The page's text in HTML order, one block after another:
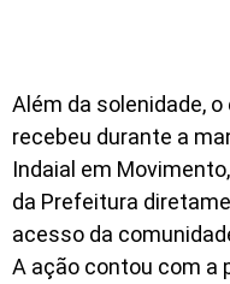
Além da solenidade,
recebeu durante a
Indaial em
da Prefeitura
acesso da
A ação contou com a